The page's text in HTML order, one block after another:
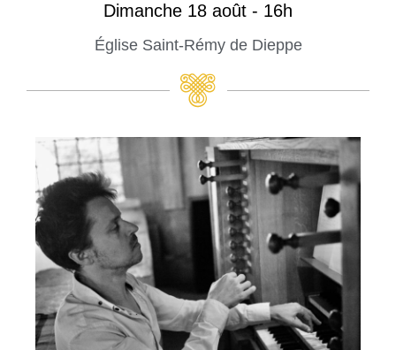
Dimanche 18 août - 16h
Église Saint-Rémy de Dieppe